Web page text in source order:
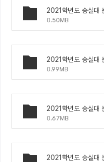
0.50MB
0.99MB
0.67MB